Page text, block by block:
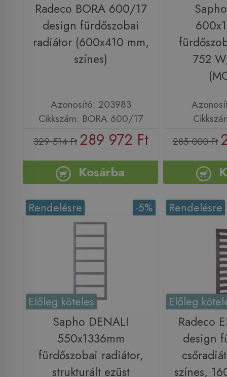
Radeco BORA 600/17
design fürdőszobai
radiátor (600x410 mm,
színes)
Azonosító: 203983
Cikkszám: BORA 600/17
329 514 Ft 289 972 Ft
Kosárba
752
285 000 Ft
-5%
Rendelésre
Előleg köteles
Sapho DENALI
550x1336mm
fürdőszobai radiátor,
strukturált ezüst
Rendelésre
Előleg
Radeco
design
színes,